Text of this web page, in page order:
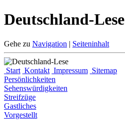
Deutschland-Lese
Gehe zu Navigation | Seiteninhalt
Start Kontakt Impressum Sitemap
Persönlichkeiten
Sehenswürdigkeiten
Streifzüge
Gastliches
Vorgestellt